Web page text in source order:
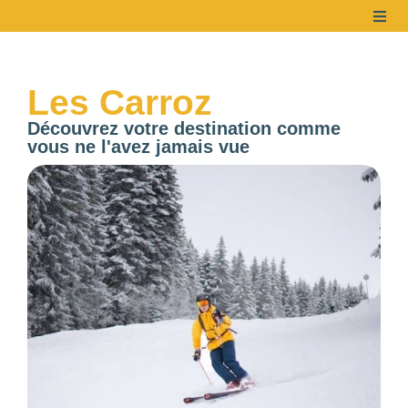
Les Carroz
Découvrez votre destination comme
vous ne l'avez jamais vue